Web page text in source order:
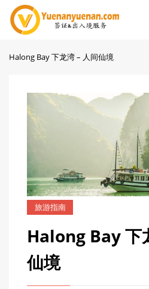
Halong Bay 下龙湾 – 人间仙境
旅游指南
Halong Bay 下
仙境